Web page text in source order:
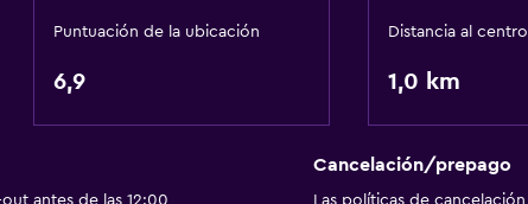
Puntuación de la ubicación
6,9
Distancia al centro
1,0 km
Cancelación/prepago